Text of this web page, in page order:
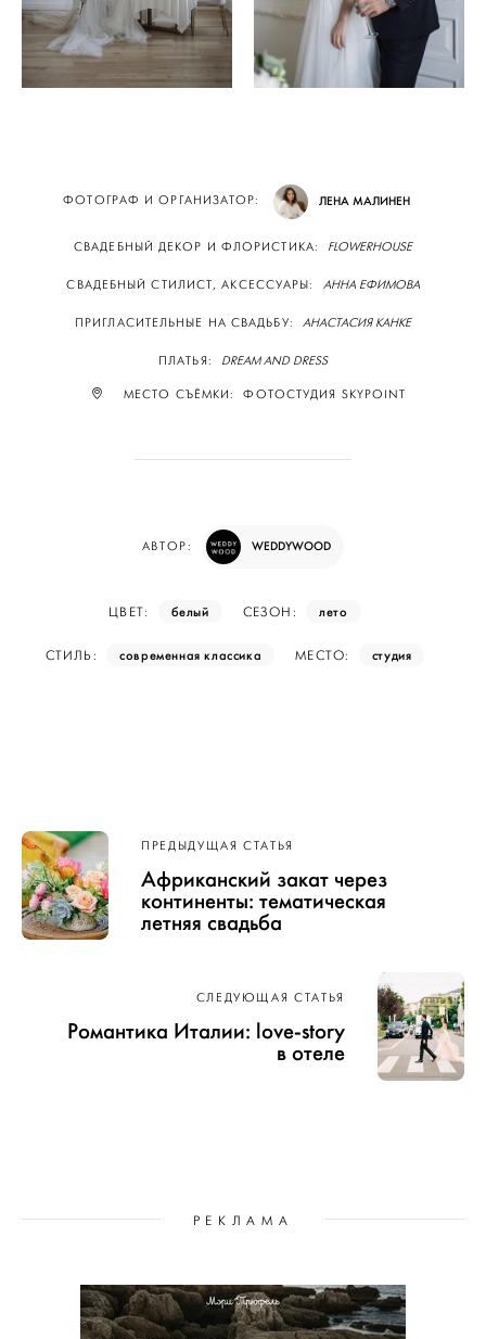
ФОТОГРАФ И ОРГАНИЗАТОР: ЛЕНА МАЛИНЕН
СВАДЕБНЫЙ ДЕКОР И ФЛОРИСТИКА: FLOWERHOUSE
СВАДЕБНЫЙ СТИЛИСТ, АКСЕССУАРЫ: АННА ЕФИМОВА
ПРИГЛАСИТЕЛЬНЫЕ НА СВАДЬБУ: АНАСТАСИЯ КАНКЕ
ПЛАТЬЯ: DREAM AND DRESS
МЕСТО СЪЁМКИ: ФОТОСТУДИЯ SKYPOINT
АВТОР: WEDDYWOOD
ЦВЕТ: белый СЕЗОН: лето
СТИЛЬ: современная классика МЕСТО: студия
Навигация
по записям
ПРЕДЫДУЩАЯ СТАТЬЯ
Африканский закат через
континенты: тематическая
летняя свадьба
СЛЕДУЮЩАЯ СТАТЬЯ
Романтика Италии: love-story
в отеле
РЕКЛАМА